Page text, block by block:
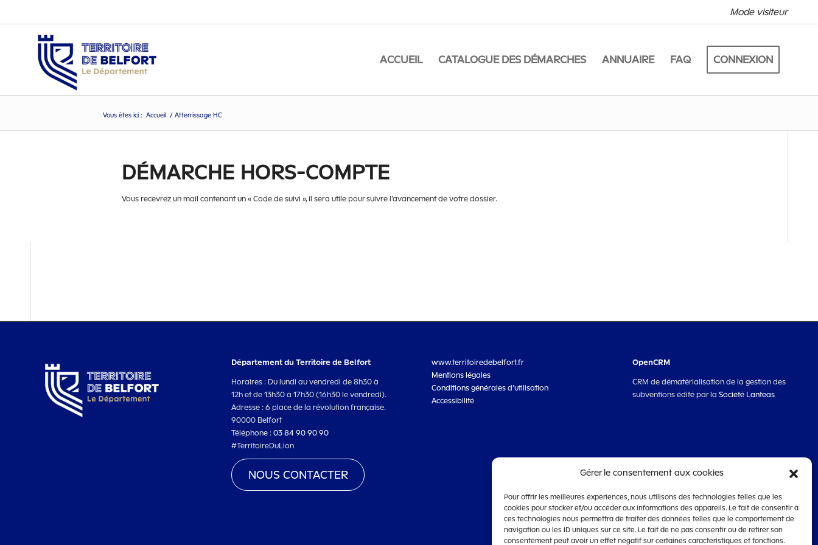
Mode visiteur
ACCUEIL CATALOGUE DES DÉMARCHES ANNUAIRE FAQ CONNEXION
Vous êtes ici : Accueil / Atterrissage HC
DÉMARCHE HORS-COMPTE
Vous recevrez un mail contenant un « Code de suivi », il sera utile pour suivre l’avancement de votre dossier.
Département du Territoire de Belfort
Horaires : Du lundi au vendredi de 8h30 à
12h et de 13h30 à 17h30 (16h30 le vendredi).
Adresse : 6 place de la révolution française.
90000 Belfort
Téléphone :03 84 90 90 90
#TerritoireDuLion
NOUS CONTACTER
www.territoiredebelfort.fr
Mentions légales
Conditions générales d’utilisation
Accessibilité
OpenCRM
CRM de dématérialisation de la gestion des
subventions édité par la Société Lanteas
Gérer le consentement aux cookies
Pour offrir les meilleures expériences, nous utilisons des technologies telles que les
cookies pour stocker et/ou accéder aux informations des appareils. Le fait de consentir à
ces technologies nous permettra de traiter des données telles que le comportement de
navigation ou les ID uniques sur ce site. Le fait de ne pas consentir ou de retirer son
consentement peut avoir un effet négatif sur certaines caractéristiques et fonctions.